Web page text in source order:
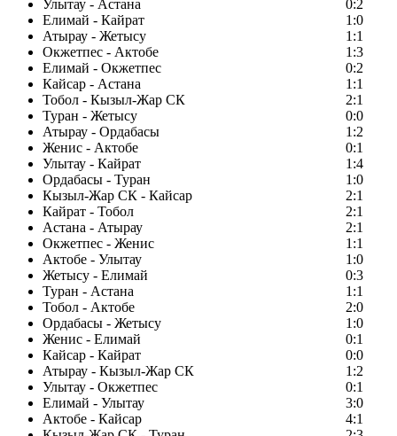
Улытау - Астана
0:2
Елимай - Кайрат
1:0
Атырау - Жетысу
1:1
Окжетпес - Актобе
1:3
Елимай - Окжетпес
0:2
Кайсар - Астана
1:1
Тобол - Кызыл-Жар СК
2:1
Туран - Жетысу
0:0
Атырау - Ордабасы
1:2
Женис - Актобе
0:1
Улытау - Кайрат
1:4
Ордабасы - Туран
1:0
Кызыл-Жар СК - Кайсар
2:1
Кайрат - Тобол
2:1
Астана - Атырау
2:1
Окжетпес - Женис
1:1
Актобе - Улытау
1:0
Жетысу - Елимай
0:3
Туран - Астана
1:1
Тобол - Актобе
2:0
Ордабасы - Жетысу
1:0
Женис - Елимай
0:1
Кайсар - Кайрат
0:0
Атырау - Кызыл-Жар СК
1:2
Улытау - Окжетпес
0:1
Елимай - Улытау
3:0
Актобе - Кайсар
4:1